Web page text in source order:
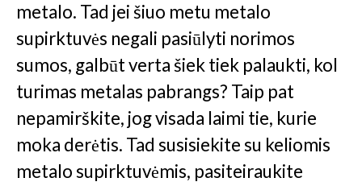
metalo. Tad jei šiuo metu metalo
supirktuvės negali pasiūlyti norimos
sumos, galbūt verta šiek tiek palaukti, kol
turimas metalas pabrangs? Taip pat
nepamirškite, jog visada laimi tie, kurie
moka derėtis. Tad susisiekite su keliomis
metalo supirktuvėmis, pasiteiraukite